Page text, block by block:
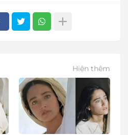
Hiện thêm